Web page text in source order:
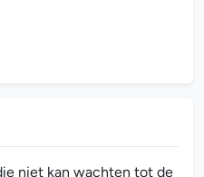
niet kan wachten tot de